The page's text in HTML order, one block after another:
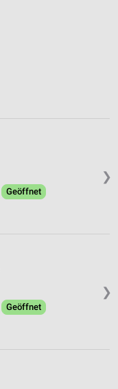
❯
Geöffnet
❯
Geöffnet